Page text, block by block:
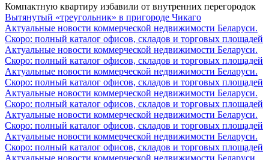
Компактную квартиру избавили от внутренних перегородок
Вытянутый «треугольник» в пригороде Чикаго
Актуальные новости коммерческой недвижимости Беларуси.
Скоро: полный каталог офисов, складов и торговых площадей
Актуальные новости коммерческой недвижимости Беларуси.
Скоро: полный каталог офисов, складов и торговых площадей
Актуальные новости коммерческой недвижимости Беларуси.
Скоро: полный каталог офисов, складов и торговых площадей
Актуальные новости коммерческой недвижимости Беларуси.
Скоро: полный каталог офисов, складов и торговых площадей
Актуальные новости коммерческой недвижимости Беларуси.
Скоро: полный каталог офисов, складов и торговых площадей
Актуальные новости коммерческой недвижимости Беларуси.
Скоро: полный каталог офисов, складов и торговых площадей
Актуальные новости коммерческой недвижимости Беларуси.